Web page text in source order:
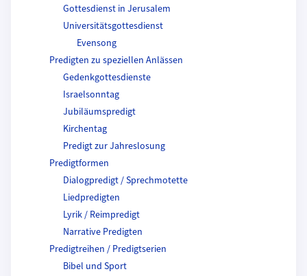
Gottesdienst in Jerusalem
Universitätsgottesdienst
Evensong
Predigten zu speziellen Anlässen
Gedenkgottesdienste
Israelsonntag
Jubiläumspredigt
Kirchentag
Predigt zur Jahreslosung
Predigtformen
Dialogpredigt / Sprechmotette
Liedpredigten
Lyrik / Reimpredigt
Narrative Predigten
Predigtreihen / Predigtserien
Bibel und Sport